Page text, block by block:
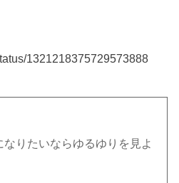
1321218375729573888
りたいならゆるゆりを見よ